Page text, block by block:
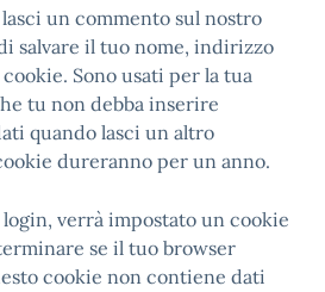
lasci un commento sul nostro
salvare il tuo nome, indirizzo
Sono usati per la tua
tu non debba inserire
quando lasci un altro
dureranno per un anno.
verrà impostato un cookie
se il tuo browser
cookie non contiene dati